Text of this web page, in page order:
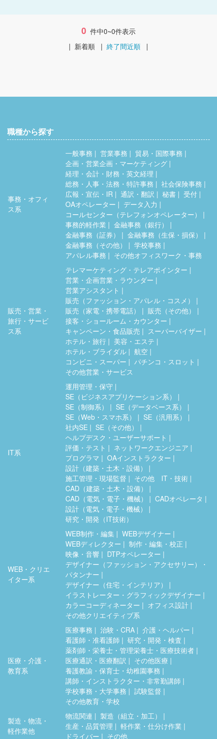
0 件中0~0件表示
| 新着順 | 終了間近順 |
職種から探す
事務・オフィ
ス系
一般事務 営業事務
貿易・国際事務
企画・営業企画・マーケティング
経理・会計・財務・英文経理
総務・人事・法務・特許事務
社会保険事務
広報・宣伝・IR
通訳・翻訳 秘書
受付
OAオペレーター
データ入力
コールセンター（テレフォンオペレーター）
事務的軽作業
金融事務（銀行）
金融事務（証券）
金融事務（生保・損保）
金融事務（その他）
学校事務
アパレル事務
その他オフィスワーク・事務
販売・営業・
旅行・サービ
ス系
テレマーケティング・テレアポインター
営業・企画営業・ラウンダー
営業アシスタント
販売（ファッション・アパレル・コスメ）
販売（家電・携帯電話）
販売（その他）
接客・ショールーム・カウンター
キャンペーン・食品販売
スーパーバイザー
ホテル・旅行
美容・エステ
ホテル・ブライダル
航空
コンビニ・スーパー
パチンコ・スロット
その他営業・サービス
IT系
運用管理・保守
SE（ビジネスアプリケーション系）
SE（制御系）
SE（データベース系）
SE（Web・スマホ系）
SE（汎用系）
社内SE
SE（その他）
ヘルプデスク・ユーザーサポート
評価・テスト
ネットワークエンジニア
プログラマ
OAインストラクター
設計（建築・土木・設備）
施工管理・現場監督
その他 IT・技術
CAD（建築・土木・設備）
CAD（電気・電子・機械）
CADオペレータ
設計（電気・電子・機械）
研究・開発（IT技術）
WEB・クリエ
イター系
WEB制作・編集
WEBデザイナー
WEBディレクター
制作・編集・校正
映像・音響
DTPオペレーター
デザイナー（ファッション・アクセサリー）・
パタンナー
デザイナー（住宅・インテリア）
イラストレーター・グラフィックデザイナー
カラーコーディネーター
オフィス設計
その他クリエイティブ系
医療・介護・
教育系
医療事務 治験・CRA
介護・ヘルパー
看護師・准看護師
研究・開発・検査
薬剤師・栄養士・管理栄養士・医療技術者
医療通訳・医療翻訳
その他医療
養護教諭・保育士・幼稚園事務
講師・インストラクター・非常勤講師
学校事務・大学事務
試験監督
その他教育・学校
製造・物流・
軽作業他
物流関連
製造（組立・加工）
生産・品質管理
軽作業・仕分け作業
ドライバー
その他